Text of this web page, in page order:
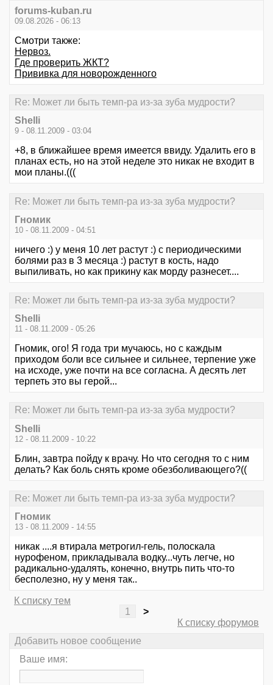
forums-kuban.ru
09.08.2026 - 06:13
Смотри также:
Нервоз.
Где проверить ЖКТ?
Прививка для новорожденного
Re: Может ли быть темп-ра из-за зуба мудрости?
Shelli
9 - 08.11.2009 - 03:04
+8, в ближайшее время имеется ввиду. Удалить его в
планах есть, но на этой неделе это никак не входит в
мои планы.(((
Re: Может ли быть темп-ра из-за зуба мудрости?
Гномик
10 - 08.11.2009 - 04:51
ничего :) у меня 10 лет растут :) с периодическими
болями раз в 3 месяца :) растут в кость, надо
выпиливать, но как прикину как морду разнесет....
Re: Может ли быть темп-ра из-за зуба мудрости?
Shelli
11 - 08.11.2009 - 05:26
Гномик, ого! Я года три мучаюсь, но с каждым
приходом боли все сильнее и сильнее, терпение уже
на исходе, уже почти на все согласна. А десять лет
терпеть это вы герой...
Re: Может ли быть темп-ра из-за зуба мудрости?
Shelli
12 - 08.11.2009 - 10:22
Блин, завтра пойду к врачу. Но что сегодня то с ним
делать? Как боль снять кроме обезболивающего?((
Re: Может ли быть темп-ра из-за зуба мудрости?
Гномик
13 - 08.11.2009 - 14:55
никак ....я втирала метрогил-гель, полоскала
нурофеном, прикладывала водку...чуть легче, но
радикально-удалять, конечно, внутрь пить что-то
бесполезно, ну у меня так..
К списку тем
1
>
К списку форумов
Добавить новое сообщение
Ваше имя: